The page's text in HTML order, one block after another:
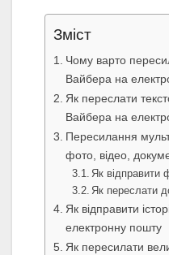
Зміст
Чому варто
Вайбера на
Як переслати
Вайбера на
Пересилання
фото, відео,
Як відправити
Як переслати
Як відправити
електронну пошту
Як пересилати